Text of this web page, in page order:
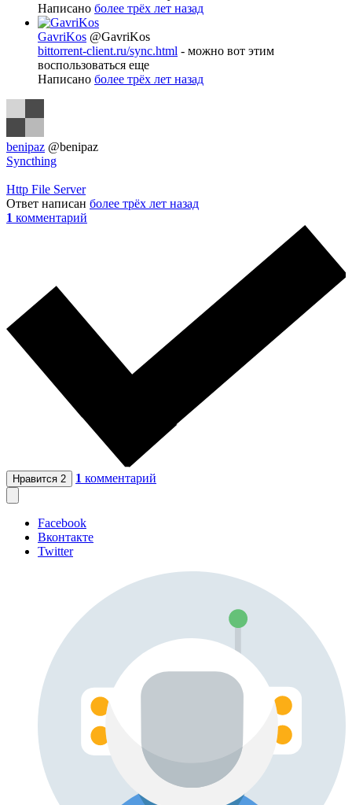
Написано более трёх лет назад
GavriKos @GavriKos
bittorrent-client.ru/sync.html - можно вот этим
воспользоваться еще
Написано более трёх лет назад
benipaz @benipaz
Syncthing
Http File Server
Ответ написан более трёх лет назад
1 комментарий
Нравится 2 1 комментарий
Facebook
Вконтакте
Twitter